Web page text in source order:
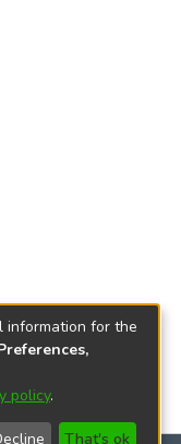
information for the
policy.
That's ok